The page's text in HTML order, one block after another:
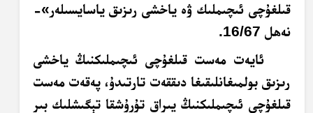
قىلغۇچى ئىچىملىك ۋە ياخشى رىزىق ياسايسىلەر»-
نەھل 16/67.
ئايەت مەست قىلغۇچى ئىچىملىكنىڭ ياخشى
رىزىق بولمىغانلىقىغا دىققەت تارتىدۇ، پەقەت مەست
قىلغۇچى ئىچىملىكنىڭ يىراق تۇرۇشقاتېگىشلىكبىر